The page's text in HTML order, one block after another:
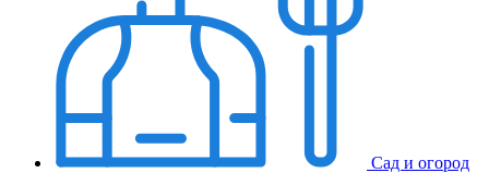
Сад и огород